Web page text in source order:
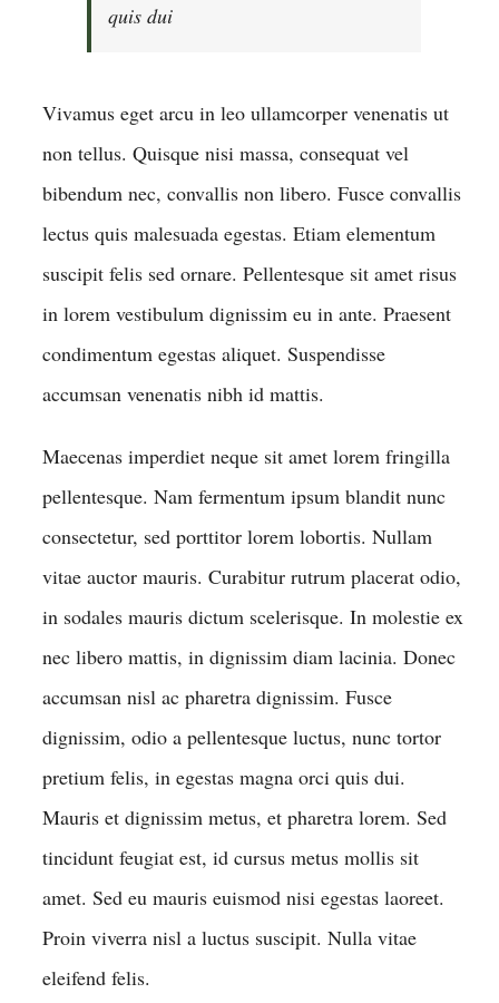
quis dui
Vivamus eget arcu in leo ullamcorper venenatis ut
non tellus. Quisque nisi massa, consequat vel
bibendum nec, convallis non libero. Fusce convallis
lectus quis malesuada egestas. Etiam elementum
suscipit felis sed ornare. Pellentesque sit amet risus
in lorem vestibulum dignissim eu in ante. Praesent
condimentum egestas aliquet. Suspendisse
accumsan venenatis nibh id mattis.
Maecenas imperdiet neque sit amet lorem fringilla
pellentesque. Nam fermentum ipsum blandit nunc
consectetur, sed porttitor lorem lobortis. Nullam
vitae auctor mauris. Curabitur rutrum placerat odio,
in sodales mauris dictum scelerisque. In molestie ex
nec libero mattis, in dignissim diam lacinia. Donec
accumsan nisl ac pharetra dignissim. Fusce
dignissim, odio a pellentesque luctus, nunc tortor
pretium felis, in egestas magna orci quis dui.
Mauris et dignissim metus, et pharetra lorem. Sed
tincidunt feugiat est, id cursus metus mollis sit
amet. Sed eu mauris euismod nisi egestas laoreet.
Proin viverra nisl a luctus suscipit. Nulla vitae
eleifend felis.